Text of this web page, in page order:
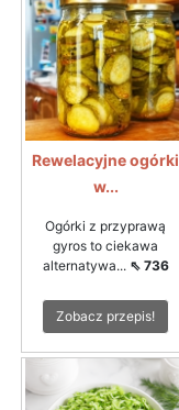
Rewelacyjne ogórki
w...
Ogórki z przyprawą
gyros to ciekawa
alternatywa... ⇖ 736
Zobacz przepis!